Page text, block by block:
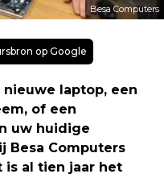
Besa Computers
op Google
nieuwe laptop, een
of een
uw huidige
Besa Computers
is al tien jaar het